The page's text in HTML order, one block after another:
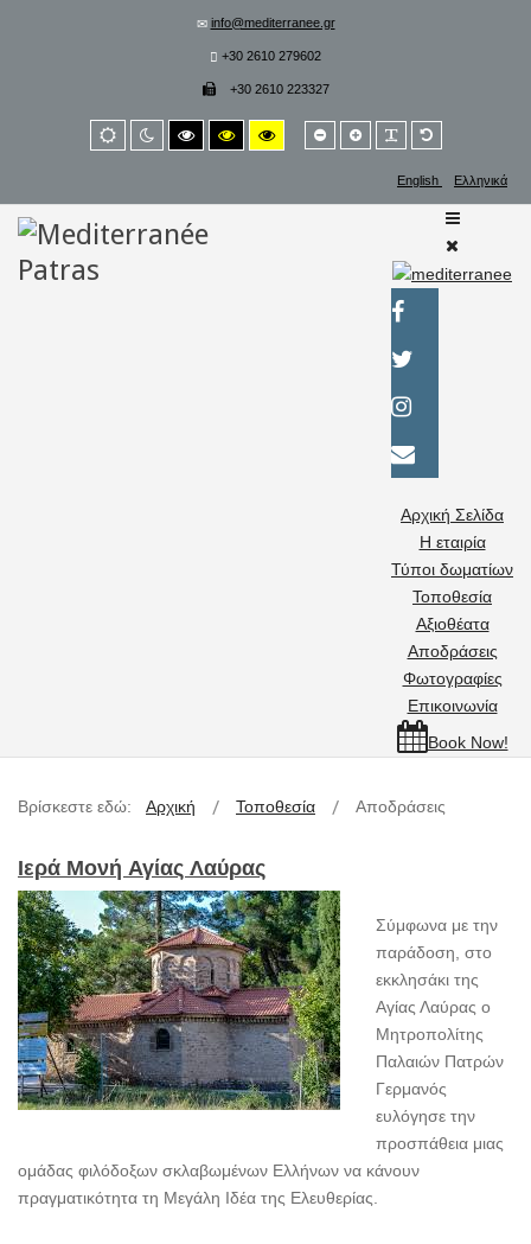
info@mediterranee.gr
+30 2610 279602
+30 2610 223327
Default
mode
Night
mode
High
contrast
High
contrast
High
contrast
Smaller
font
Larger
font
Default
font
English Ελληνικά
Αρχική Σελίδα
Η εταιρία
Τύποι δωματίων
Τοποθεσία
Αξιοθέατα
Αποδράσεις
Φωτογραφίες
Επικοινωνία
Book Now!
Βρίσκεστε εδώ: Αρχική Τοποθεσία Αποδράσεις
Ιερά Μονή Αγίας Λαύρας
Σύμφωνα με την
παράδοση, στο
εκκλησάκι της
Αγίας Λαύρας ο
Μητροπολίτης
Παλαιών Πατρών
Γερμανός
ευλόγησε την
προσπάθεια μιας
ομάδας φιλόδοξων σκλαβωμένων Ελλήνων να κάνουν
πραγματικότητα τη Μεγάλη Ιδέα της Ελευθερίας.